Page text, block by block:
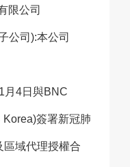
限公司
公司):本公司
月4日與BNC
Korea)簽署新冠肺
區域代理授權合